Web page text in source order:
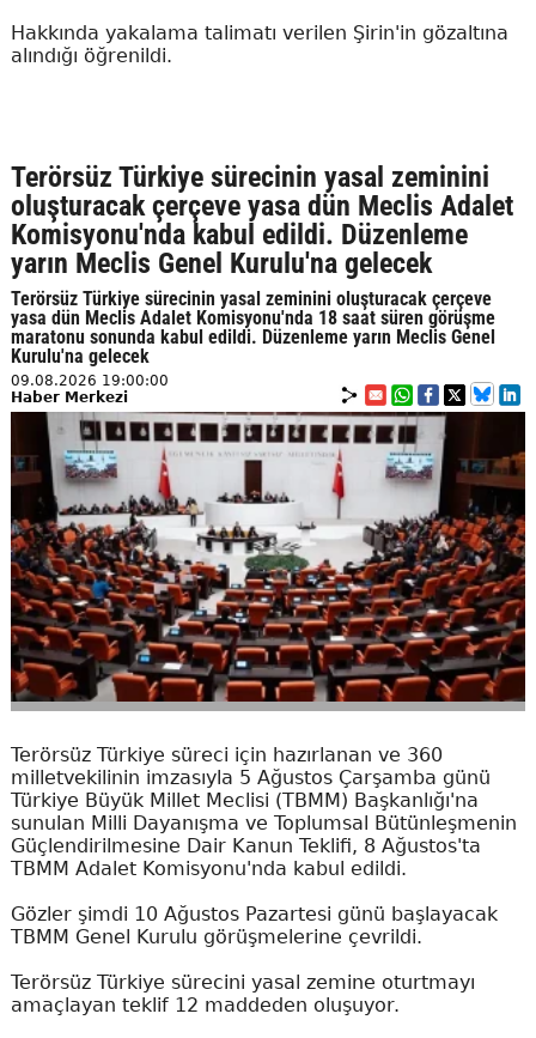
Hakkında yakalama talimatı verilen Şirin'in gözaltına
alındığı öğrenildi.
Terörsüz Türkiye sürecinin yasal zeminini
oluşturacak çerçeve yasa dün Meclis Adalet
Komisyonu'nda kabul edildi. Düzenleme
yarın Meclis Genel Kurulu'na gelecek
Terörsüz Türkiye sürecinin yasal zeminini oluşturacak çerçeve
yasa dün Meclis Adalet Komisyonu'nda 18 saat süren görüşme
maratonu sonunda kabul edildi. Düzenleme yarın Meclis Genel
Kurulu'na gelecek
09.08.2026 19:00:00
Haber Merkezi
Terörsüz Türkiye süreci için hazırlanan ve 360
milletvekilinin imzasıyla 5 Ağustos Çarşamba günü
Türkiye Büyük Millet Meclisi (TBMM) Başkanlığı'na
sunulan Milli Dayanışma ve Toplumsal Bütünleşmenin
Güçlendirilmesine Dair Kanun Teklifi, 8 Ağustos'ta
TBMM Adalet Komisyonu'nda kabul edildi.
Gözler şimdi 10 Ağustos Pazartesi günü başlayacak
TBMM Genel Kurulu görüşmelerine çevrildi.
Terörsüz Türkiye sürecini yasal zemine oturtmayı
amaçlayan teklif 12 maddeden oluşuyor.